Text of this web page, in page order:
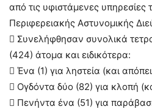
από τις υφιστάμενες υπηρεσίες
Περιφερειακής Αστυνομικής
 Συνελήφθησαν συνολικά
(424) άτομα και ειδικότερα:
 Ένα (1) για ληστεία (και
 Ογδόντα δύο (82) για κλοπή
 Πενήντα ένα (51) για